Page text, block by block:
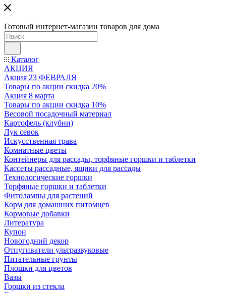
Готовый интернет-магазин товаров для дома
Каталог
АКЦИЯ
Акция 23 ФЕВРАЛЯ
Товары по акции скидка 20%
Акция 8 марта
Товары по акции скидка 10%
Весовой посадочный материал
Картофель (клубни)
Лук севок
Искусственная трава
Комнатные цветы
Контейнеры для рассады, торфяные горшки и таблетки
Кассеты рассадные, ящики для рассады
Технологические горшки
Торфяные горшки и таблетки
Фитолампы для растений
Корм для домашних питомцев
Кормовые добавки
Литература
Купон
Новогодний декор
Отпугиватели ультразвуковые
Питательные грунты
Плошки для цветов
Вазы
Горшки из стекла